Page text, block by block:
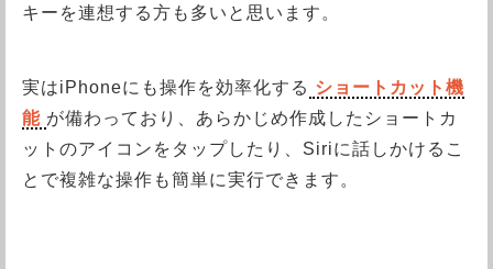
キーを連想する方も多いと思います。
実はiPhoneにも操作を効率化する ショートカット機
能 が備わっており、あらかじめ作成したショートカ
ットのアイコンをタップしたり、Siriに話しかけるこ
とで複雑な操作も簡単に実行できます。